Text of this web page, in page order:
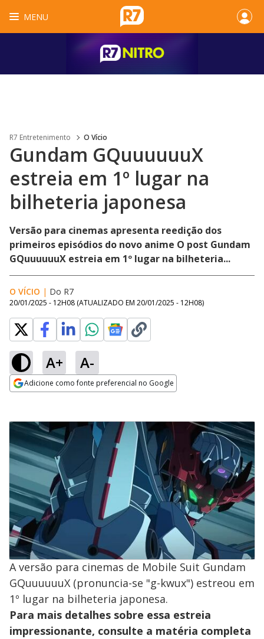
MENU
R7 Entretenimento O Vício
Gundam GQuuuuuuX
estreia em 1º lugar na
bilheteria japonesa
Versão para cinemas apresenta reedição dos
primeiros episódios do novo anime O post Gundam
GQuuuuuuX estreia em 1º lugar na bilheteria...
O VÍCIO | Do R7
20/01/2025 - 12H08 (ATUALIZADO EM 20/01/2025 - 12H08)
A+ A-
Adicione como fonte preferencial no Google
A versão para cinemas de Mobile Suit Gundam
GQuuuuuuX (pronuncia-se "g-kwux") estreou em
1º lugar na bilheteria japonesa.
Para mais detalhes sobre essa estreia
impressionante, consulte a matéria completa